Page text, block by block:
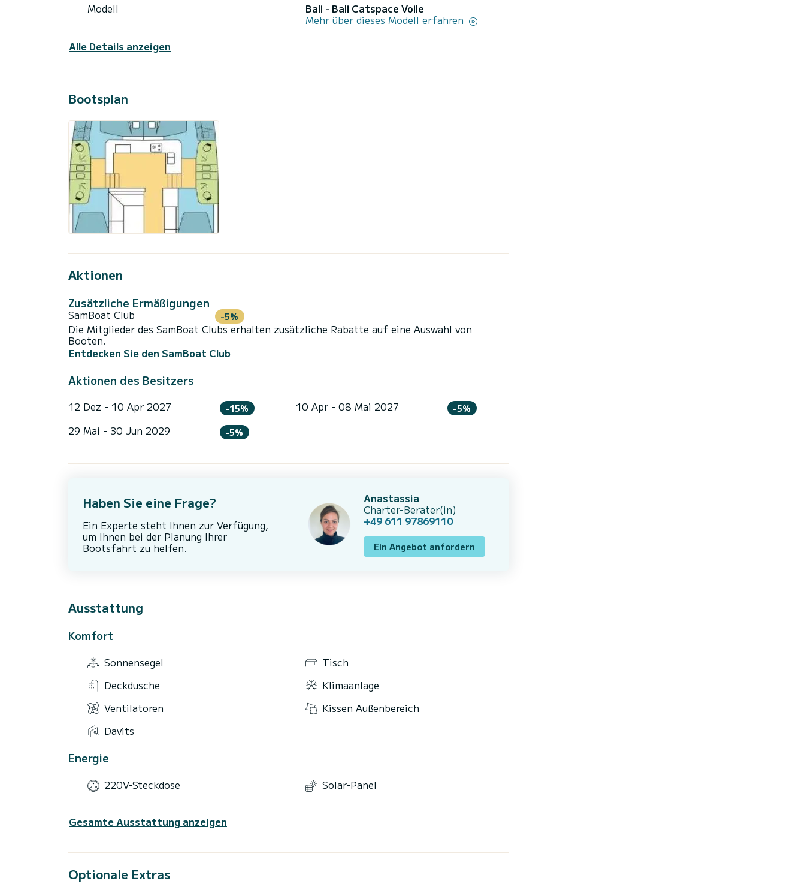
Modell
Bali - Bali Catspace Voile
Mehr über dieses Modell erfahren
Alle Details anzeigen
Bootsplan
Aktionen
Zusätzliche Ermäßigungen
SamBoat Club -5%
Die Mitglieder des SamBoat Clubs erhalten zusätzliche Rabatte auf eine Auswahl von
Booten.
Entdecken Sie den SamBoat Club
Aktionen des Besitzers
12 Dez - 10 Apr 2027 -15% 10 Apr - 08 Mai 2027 -5%
29 Mai - 30 Jun 2029 -5%
Haben Sie eine Frage?
Ein Experte steht Ihnen zur Verfügung,
um Ihnen bei der Planung Ihrer
Bootsfahrt zu helfen.
Anastassia
Charter-Berater(in)
+49 611 97869110
Ein Angebot anfordern
Ausstattung
Komfort
Sonnensegel
Tisch
Deckdusche
Klimaanlage
Ventilatoren
Kissen Außenbereich
Davits
Energie
220V-Steckdose Solar-Panel
Gesamte Ausstattung anzeigen
Optionale Extras